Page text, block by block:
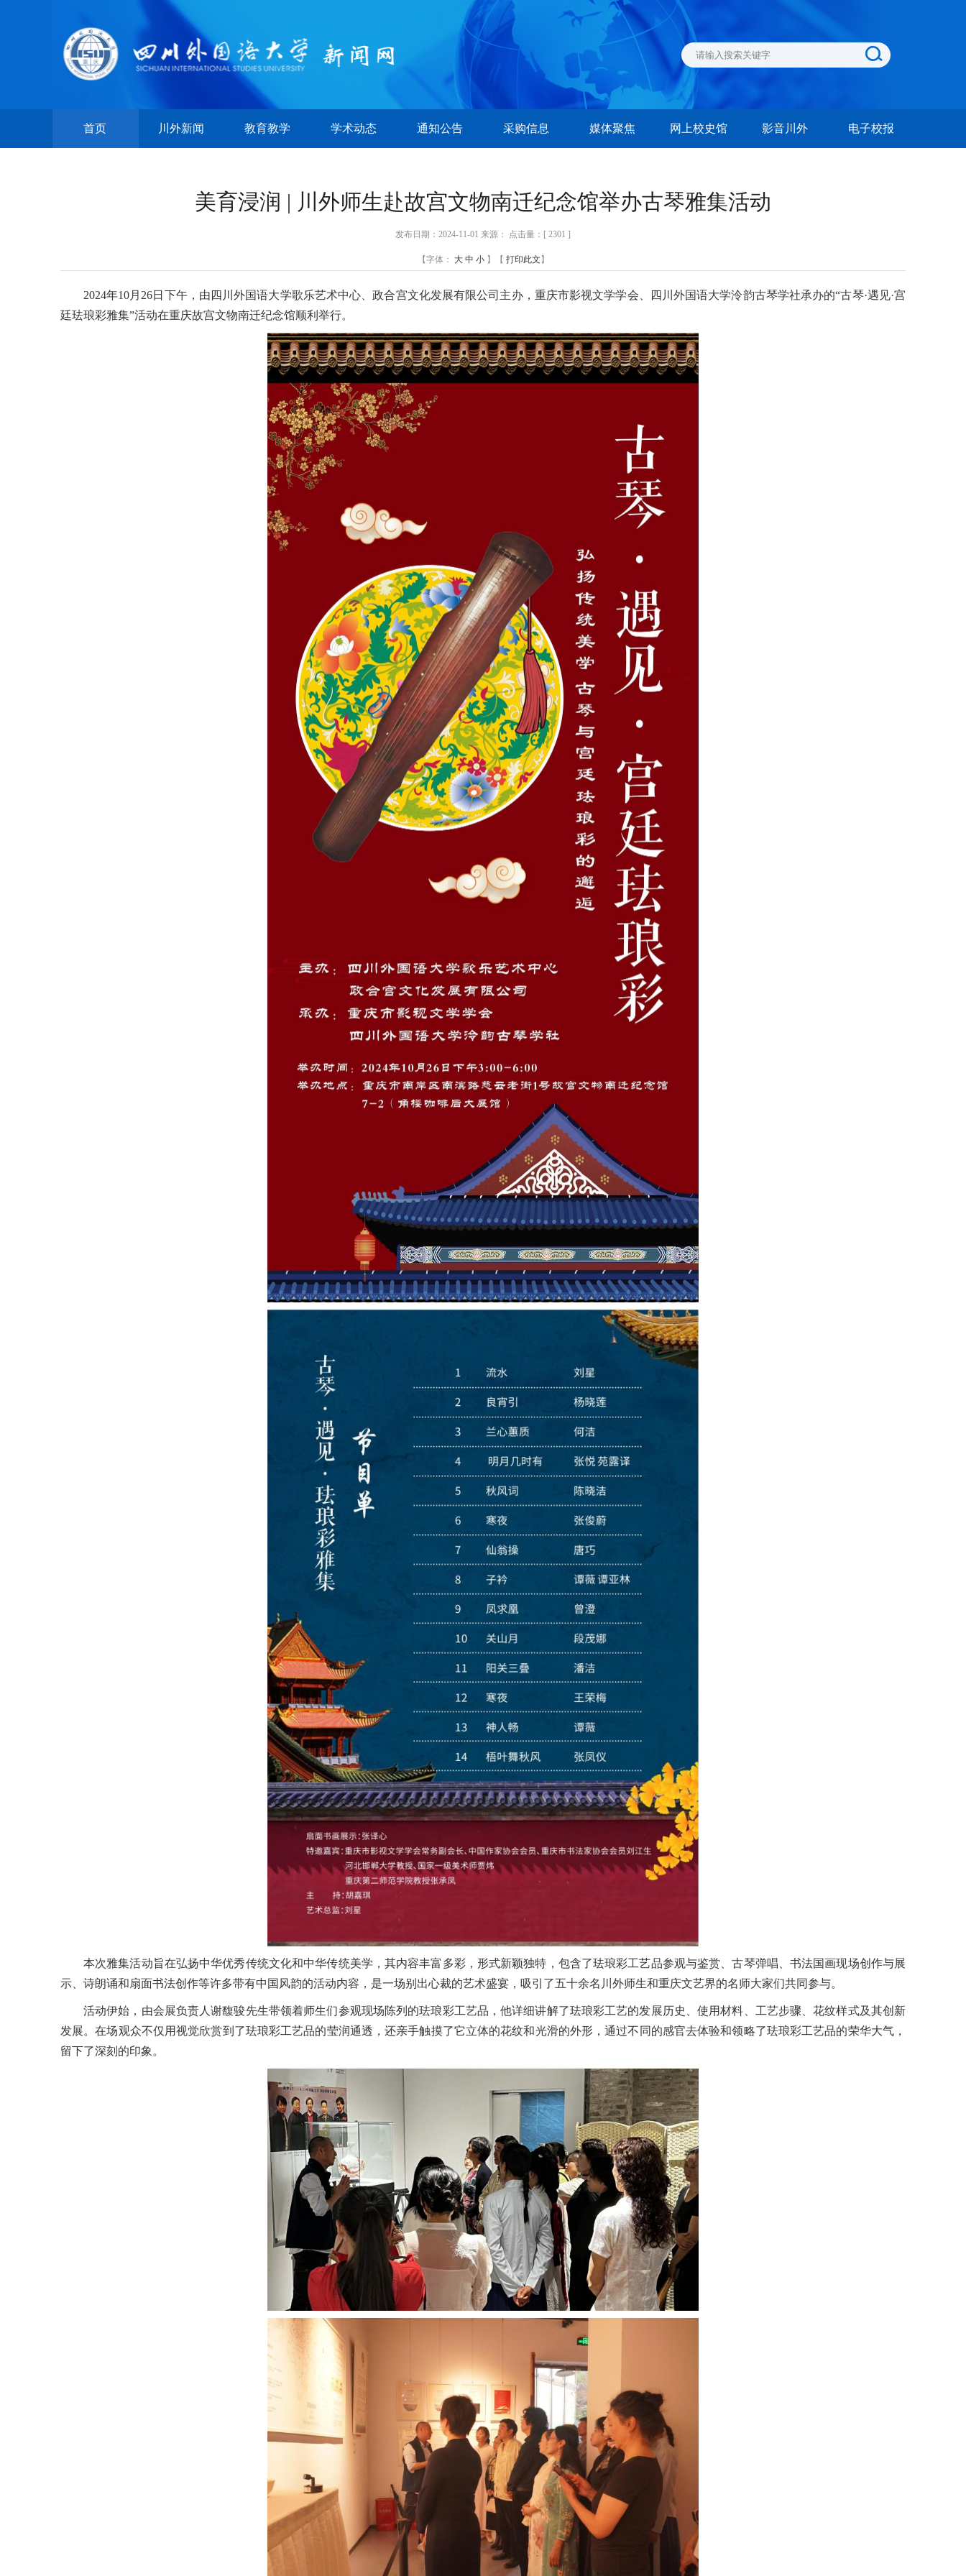
首页 川外新闻 教育教学 学术动态 通知公告 采购信息 媒体聚焦 网上校史馆 影音川外 电子校报
美育浸润 | 川外师生赴故宫文物南迁纪念馆举办古琴雅集活动
发布日期：2024-11-01 来源： 点击量：[ 2301 ]
【字体： 大 中 小】【 打印此文 】
2024年10月26日下午，由四川外国语大学歌乐艺术中心、政合宫文化发展有限公司主办，重庆市影视文学学会、四川外国语大学泠韵古琴学社承办的“古琴·遇见·宫
廷珐琅彩雅集”活动在重庆故宫文物南迁纪念馆顺利举行。
本次雅集活动旨在弘扬中华优秀传统文化和中华传统美学，其内容丰富多彩，形式新颖独特，包含了珐琅彩工艺品参观与鉴赏、古琴弹唱、书法国画现场创作与展
示、诗朗诵和扇面书法创作等许多带有中国风韵的活动内容，是一场别出心裁的艺术盛宴，吸引了五十余名川外师生和重庆文艺界的名师大家们共同参与。
活动伊始，由会展负责人谢馥骏先生带领着师生们参观现场陈列的珐琅彩工艺品，他详细讲解了珐琅彩工艺的发展历史、使用材料、工艺步骤、花纹样式及其创新
发展。在场观众不仅用视觉欣赏到了珐琅彩工艺品的莹润通透，还亲手触摸了它立体的花纹和光滑的外形，通过不同的感官去体验和领略了珐琅彩工艺品的荣华大气，
留下了深刻的印象。